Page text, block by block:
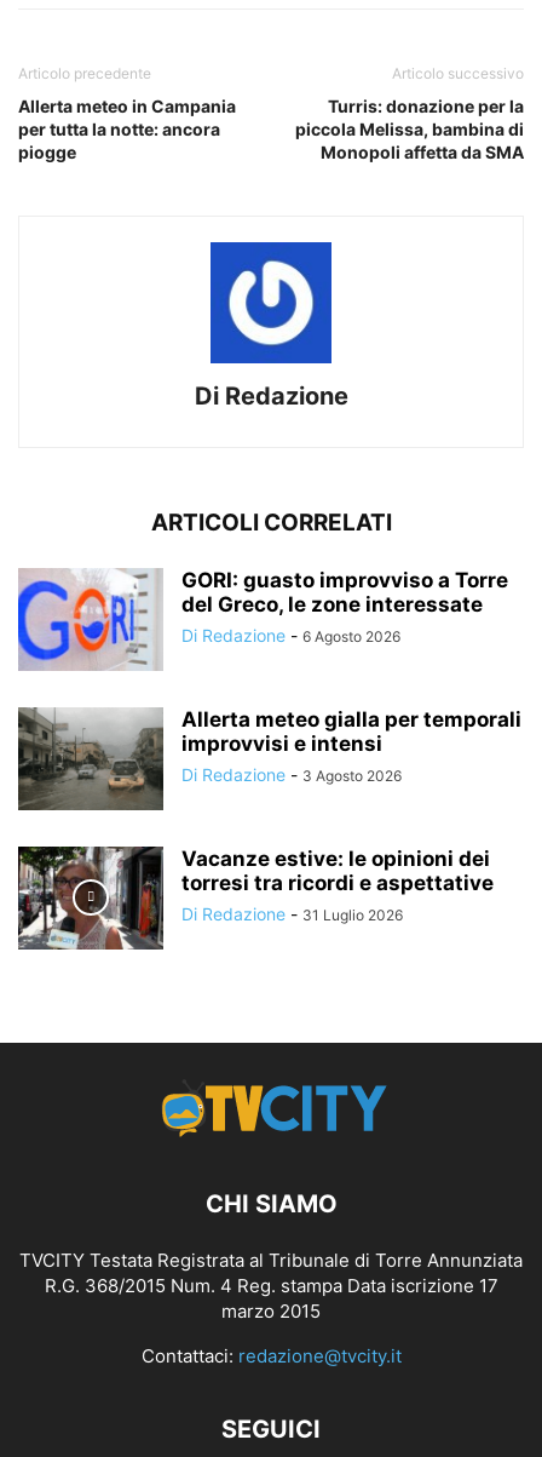
Articolo precedente
Allerta meteo in Campania
per tutta la notte: ancora
piogge
Articolo successivo
Turris: donazione per la
piccola Melissa, bambina di
Monopoli affetta da SMA
Di Redazione
ARTICOLI CORRELATI
GORI: guasto improvviso a Torre
del Greco, le zone interessate
Di Redazione - 6 Agosto 2026
Allerta meteo gialla per temporali
improvvisi e intensi
Di Redazione - 3 Agosto 2026
Vacanze estive: le opinioni dei
torresi tra ricordi e aspettative
Di Redazione - 31 Luglio 2026
CHI SIAMO
TVCITY Testata Registrata al Tribunale di Torre Annunziata
R.G. 368/2015 Num. 4 Reg. stampa Data iscrizione 17
marzo 2015
Contattaci: redazione@tvcity.it
SEGUICI